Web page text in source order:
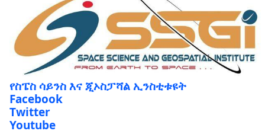
የስፔስ ሳይንስ እና ጂኦስፓሻል ኢንስቲቱዩት
Facebook
Twitter
Youtube